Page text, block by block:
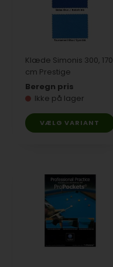
Klæde Simonis 300, 170
cm Prestige
Beregn pris
Ikke på lager
VÆLG VARIANT